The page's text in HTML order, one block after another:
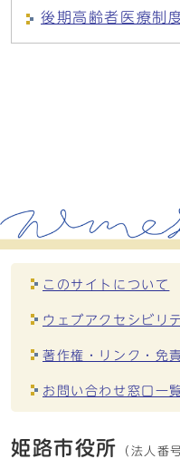
後期高齢者医療制
このサイトについて
ウェブアクセシビリ
著作権・リンク・免
お問い合わせ窓口一
姫路市役所 （法人番